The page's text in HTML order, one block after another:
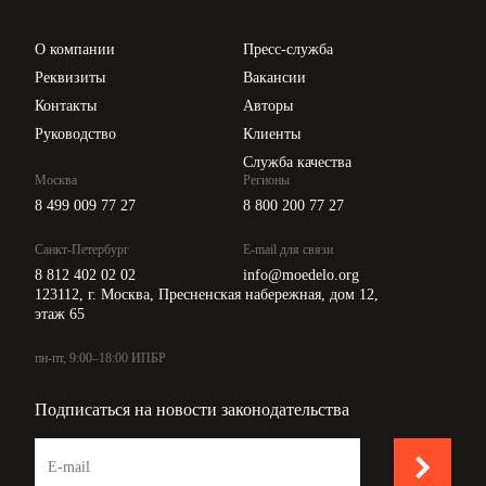
О компании
Реквизиты
Контакты
Руководство
Пресс-служба
Вакансии
Авторы
Клиенты
Служба качества
Москва
8 499 009 77 27
Санкт-Петербург
8 812 402 02 02
Регионы
8 800 200 77 27
E-mail для связи
info@moedelo.org
123112, г. Москва, Пресненская набережная, дом 12,
этаж 65
пн-пт, 9:00–18:00 ИПБР
Подписаться на новости законодательства